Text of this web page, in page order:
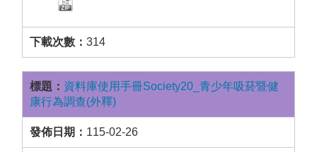
314
資料庫使用手冊Society20_青少年吸菸暨健
康行為調查(外釋)
115-02-26